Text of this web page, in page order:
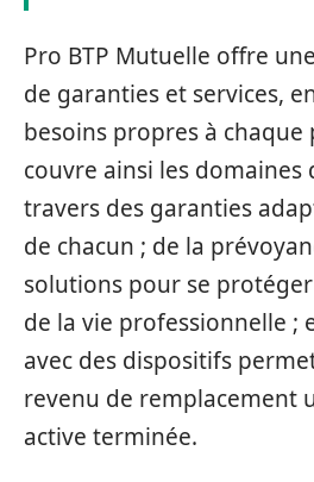
Pro BTP Mutuelle offre
de garanties et services,
besoins propres à chaque
couvre ainsi les domaines
travers des garanties
de chacun ; de la
solutions pour se
de la vie professionnelle ;
avec des dispositifs
revenu de remplacement
active terminée.